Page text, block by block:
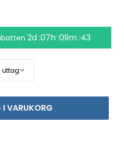
2d :07h :09m :42
I VARUKORG